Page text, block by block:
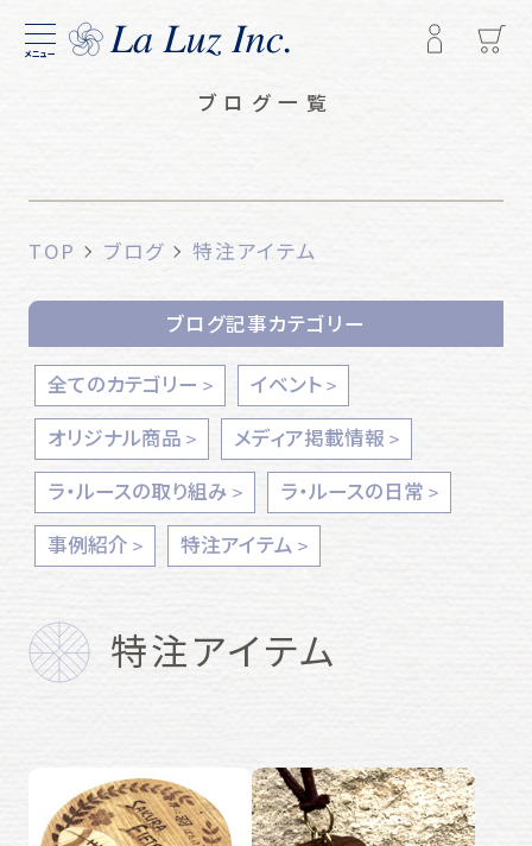
メニュー
ブログ一覧
TOP ブログ 特注アイテム
ブログ記事カテゴリー
全てのカテゴリー
イベント
オリジナル商品
メディア掲載情報
ラ・ルースの取り組み
ラ・ルースの日常
事例紹介
特注アイテム
特注アイテム